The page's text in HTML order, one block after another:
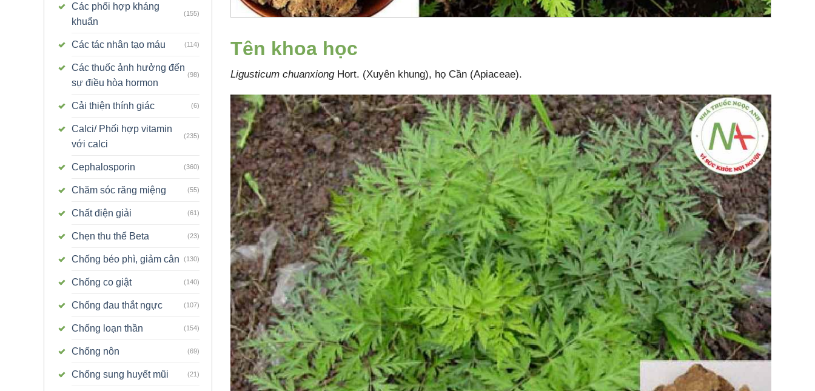
Các phối hợp kháng
khuẩn
(155)
Các tác nhân tạo máu (114)
Các thuốc ảnh hưởng đến
sự điều hòa hormon
(98)
Cải thiện thính giác (6)
Calci/ Phối hợp vitamin
với calci
(235)
Cephalosporin (360)
Chăm sóc răng miệng (55)
Chất điện giải (61)
Chẹn thu thể Beta (23)
Chống béo phì, giảm cân (130)
Chống co giật (140)
Chống đau thắt ngực (107)
Chống loạn thần (154)
Chống nôn (69)
Chống sung huyết mũi (21)
Tên khoa học
Ligusticum chuanxiongHort. (Xuyên khung), họ Cần (Apiaceae).